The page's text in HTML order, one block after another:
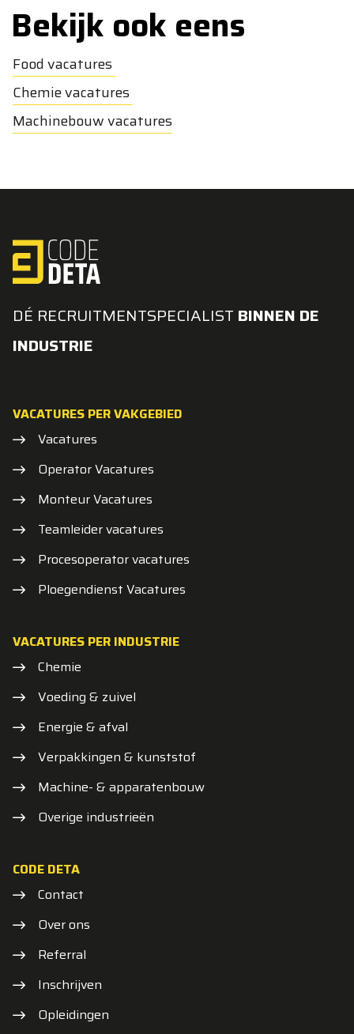
Bekijk ook eens
Food vacatures
Chemie vacatures
Machinebouw vacatures
DÉ RECRUITMENTSPECIALIST BINNEN DE
INDUSTRIE
VACATURES PER VAKGEBIED
Vacatures
Operator Vacatures
Monteur Vacatures
Teamleider vacatures
Procesoperator vacatures
Ploegendienst Vacatures
VACATURES PER INDUSTRIE
Chemie
Voeding & zuivel
Energie & afval
Verpakkingen & kunststof
Machine- & apparatenbouw
Overige industrieën
CODE DETA
Contact
Over ons
Referral
Inschrijven
Opleidingen